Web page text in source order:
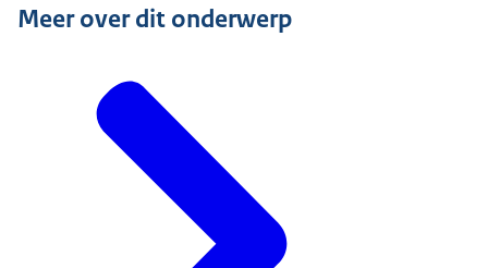
Meer over dit onderwerp